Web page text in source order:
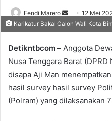
Fendi Marero
Send
an
12 Mei
Karikatur Bakal Calon Wali Kota
Detikntbcom – Anggota
Nusa Tenggara Barat
disapa Aji Man
hasil survey hasil survey
(Polram) yang dilaksanakan